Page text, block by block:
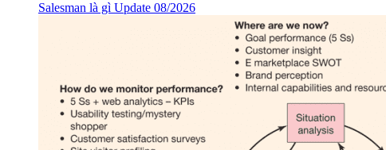
Salesman là gì Update 08/2026